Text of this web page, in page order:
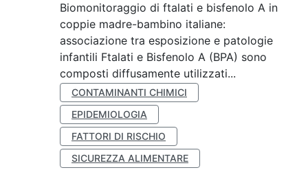
Biomonitoraggio di ftalati e bisfenolo A in
coppie madre-bambino italiane:
associazione tra esposizione e patologie
infantili Ftalati e Bisfenolo A (BPA) sono
composti diffusamente utilizzati...
CONTAMINANTI CHIMICI
EPIDEMIOLOGIA
FATTORI DI RISCHIO
SICUREZZA ALIMENTARE